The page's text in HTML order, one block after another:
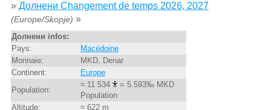
» Долнени Changement de temps 2026, 2027
(Europe/Skopje) »
Долнени infos:
Pays:
Macédoine
Monnaie:
MKD, Denar
Continent:
Europe
Population:
≈ 11 534
= 5.593‰ MKD
Population
Altitude:
≈ 622 m